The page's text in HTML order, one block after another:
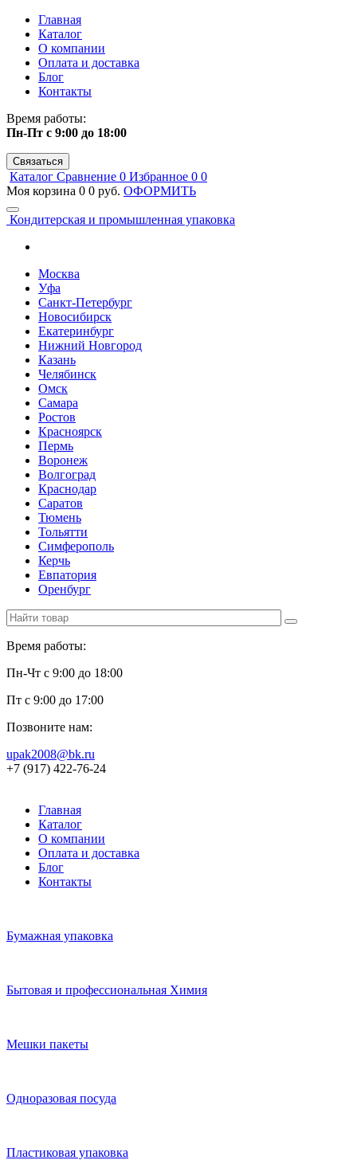
Главная
Каталог
О компании
Оплата и доставка
Блог
Контакты
Время работы:
Пн-Пт с 9:00 до 18:00
Связаться
Каталог Сравнение 0 Избранное 0 0
Моя корзина 0 0 руб. ОФОРМИТЬ
Кондитерская и промышленная упаковка
Москва
Уфа
Санкт-Петербург
Новосибирск
Екатеринбург
Нижний Новгород
Казань
Челябинск
Омск
Самара
Ростов
Красноярск
Пермь
Воронеж
Волгоград
Краснодар
Саратов
Тюмень
Тольятти
Симферополь
Керчь
Евпатория
Оренбург
Время работы:
Пн-Чт с 9:00 до 18:00
Пт с 9:00 до 17:00
Позвоните нам:
upak2008@bk.ru
+7 (917) 422-76-24
Главная
Каталог
О компании
Оплата и доставка
Блог
Контакты
Бумажная упаковка
Бытовая и профессиональная Химия
Мешки пакеты
Одноразовая посуда
Пластиковая упаковка